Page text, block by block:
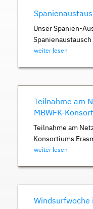
Unser Spanien-
weiter lesen
Teilnahme am
MBWFK-
Teilnahme am
Konsortiums
weiter lesen